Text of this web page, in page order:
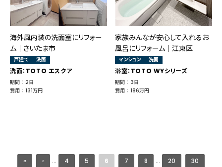
海外風内装の洗面室にリフォー
ム｜さいたま市
戸建て 洗面
洗面：TOTO エスクア
期間 ： 2日
費用 ： 131万円
家族みんなが安心して入れるお
風呂にリフォーム｜江東区
マンション 洗面
浴室：TOTO WYシリーズ
期間 ： 3日
費用 ： 186万円
« ‹ ... 4 5 6 7 8 ... 20
30